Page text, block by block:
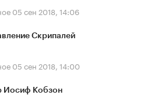
05 сен 2018, 14:06
Скрипалей
05 сен 2018, 14:00
Иосиф Кобзон